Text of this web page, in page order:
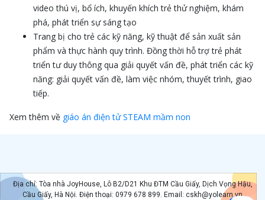
video thú vị, bổ ích, khuyến khích trẻ thử nghiệm, khám
phá, phát triển sự sáng tạo
Trang bị cho trẻ các kỹ năng, kỹ thuật để sản xuất sản
phẩm và thực hành quy trình. Đồng thời hỗ trợ trẻ phát
triển tư duy thông qua giải quyết vấn đề, phát triển các kỹ
năng: giải quyết vấn đề, làm việc nhóm, thuyết trình, giao
tiếp.
Xem thêm về giáo án điện tử STEAM mầm non
Địa chỉ: Tòa nhà JoyHouse, Lô B2/D21 Khu ĐTM Cầu Giấy, Dịch Vọng Hậu,
Cầu Giấy, Hà Nội. Điện thoại: 0979 678 899. Email: cskh@yolearn.vn